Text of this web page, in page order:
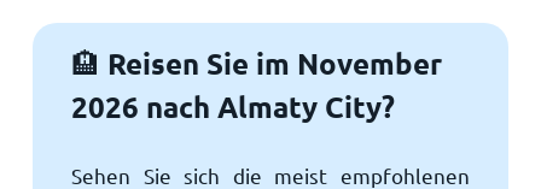
🏨 Reisen Sie im November
2026 nach Almaty City?
Sehen Sie sich die meist empfohlenen